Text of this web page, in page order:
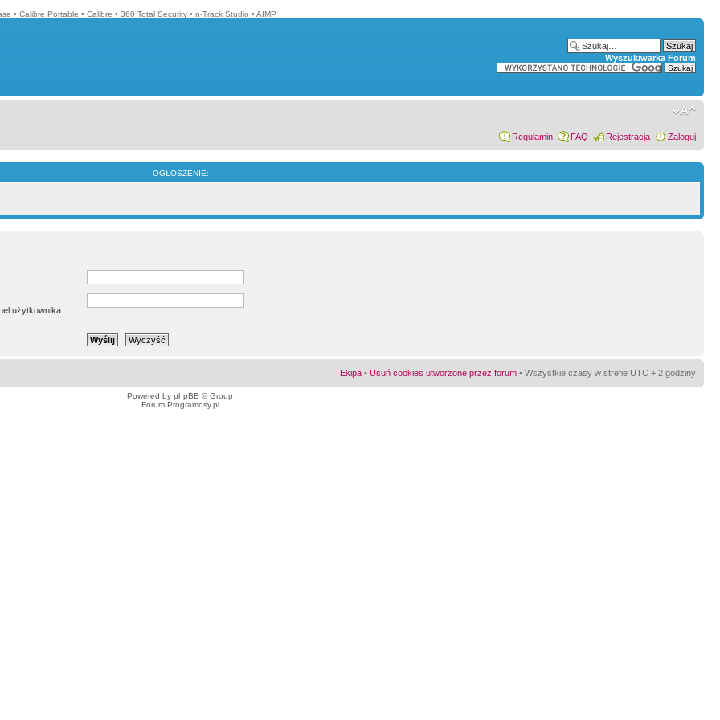
• Calibre Portable • Calibre • 360 Total Security • n-Track Studio • AIMP
Wyszukiwarka Forum
Regulamin FAQ Rejestracja Zaloguj
OGŁOSZENIE:
użytkownika
Ekipa • Usuń cookies utworzone przez forum • Wszystkie czasy w strefie UTC + 2 godziny
Powered by phpBB © Group
Forum Programosy.pl